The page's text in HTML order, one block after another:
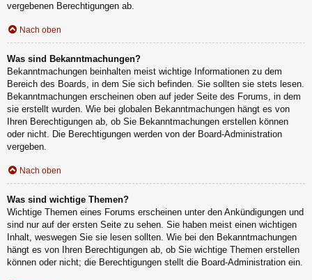
vergebenen Berechtigungen ab.
Nach oben
Was sind Bekanntmachungen?
Bekanntmachungen beinhalten meist wichtige Informationen zu dem
Bereich des Boards, in dem Sie sich befinden. Sie sollten sie stets lesen.
Bekanntmachungen erscheinen oben auf jeder Seite des Forums, in dem
sie erstellt wurden. Wie bei globalen Bekanntmachungen hängt es von
Ihren Berechtigungen ab, ob Sie Bekanntmachungen erstellen können
oder nicht. Die Berechtigungen werden von der Board-Administration
vergeben.
Nach oben
Was sind wichtige Themen?
Wichtige Themen eines Forums erscheinen unter den Ankündigungen und
sind nur auf der ersten Seite zu sehen. Sie haben meist einen wichtigen
Inhalt, weswegen Sie sie lesen sollten. Wie bei den Bekanntmachungen
hängt es von Ihren Berechtigungen ab, ob Sie wichtige Themen erstellen
können oder nicht; die Berechtigungen stellt die Board-Administration ein.